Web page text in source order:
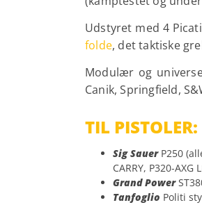
Udstyret med 4
folde, det taktiske
Modulær og
Canik, Springfield,
TIL PISTOLER:
Sig SauerP250
CARRY, P320-AXG
Grand Power
Tanfoglio Politi